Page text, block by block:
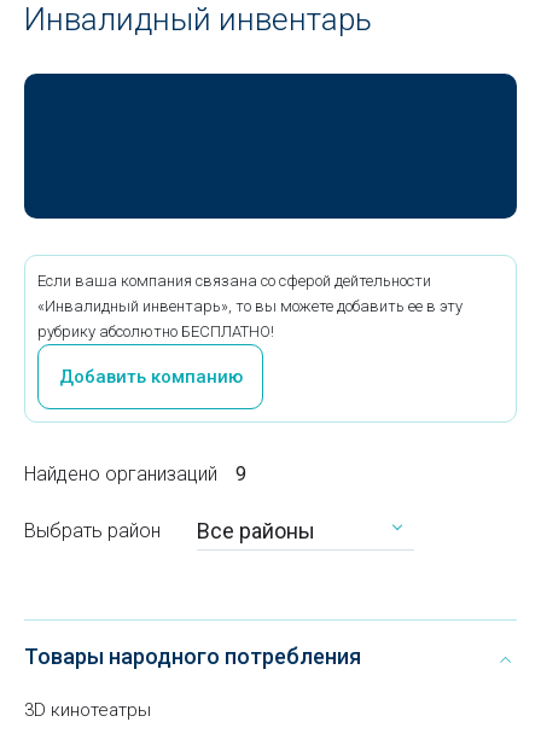
Инвалидный инвентарь
Если ваша компания связана со сферой дейтельности
«Инвалидный инвентарь», то вы можете добавить ее в эту
рубрику абсолютно БЕСПЛАТНО!
Добавить компанию
Найдено организаций 9
Выбрать район Все районы
Товары народного потребления
3D кинотеатры